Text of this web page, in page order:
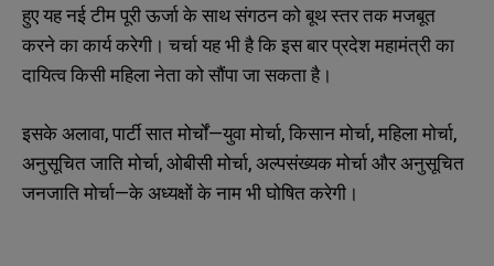
हुए यह नई टीम पूरी ऊर्जा के साथ संगठन को बूथ स्तर तक मजबूत
करने का कार्य करेगी। चर्चा यह भी है कि इस बार प्रदेश महामंत्री का
दायित्व किसी महिला नेता को सौंपा जा सकता है।
इसके अलावा, पार्टी सात मोर्चों—युवा मोर्चा, किसान मोर्चा, महिला मोर्चा,
अनुसूचित जाति मोर्चा, ओबीसी मोर्चा, अल्पसंख्यक मोर्चा और अनुसूचित
जनजाति मोर्चा—के अध्यक्षों के नाम भी घोषित करेगी।